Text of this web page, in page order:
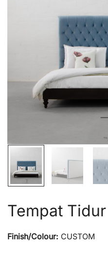
Tempat
Finish/Colour: CUSTOM